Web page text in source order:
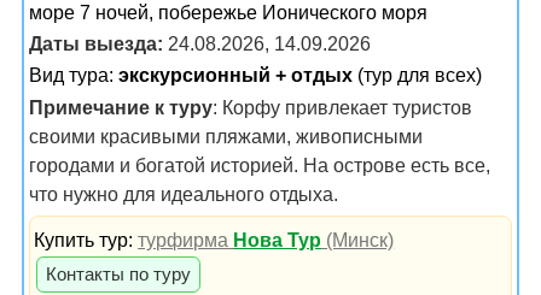
море 7 ночей, побережье Ионического моря
Даты выезда: 24.08.2026, 14.09.2026
Вид тура: экскурсионный + отдых (тур для всех)
Примечание к туру: Корфу привлекает туристов
своими красивыми пляжами, живописными
городами и богатой историей. На острове есть все,
что нужно для идеального отдыха.
Купить тур:турфирма Нова Тур (Минск)
Контакты по туру